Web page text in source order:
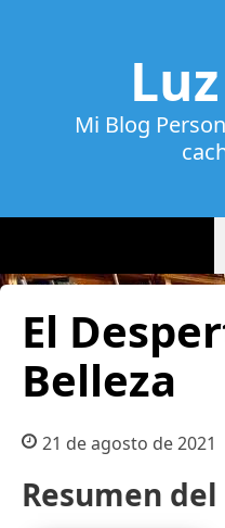
Mi Blog
El
Belleza
21 de agosto de 2021
Resumen